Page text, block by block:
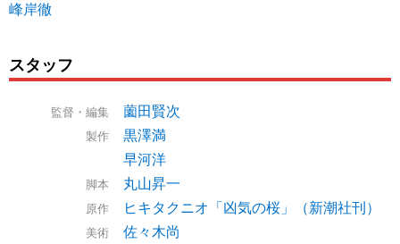
峰岸徹
スタッフ
監督・編集 薗田賢次
製作
黒澤満
早河洋
脚本 丸山昇一
原作 ヒキタクニオ「凶気の桜」（新潮社刊）
美術 佐々木尚